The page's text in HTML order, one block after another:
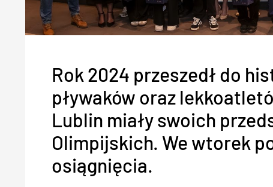
Rok 2024 przeszedł do
pływaków oraz
Lublin miały swoich
Olimpijskich. We wtorek
osiągnięcia.